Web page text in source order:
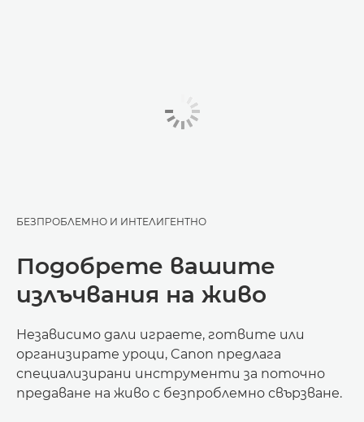
БЕЗПРОБЛЕМНО И ИНТЕЛИГЕНТНО
Подобрете вашите
излъчвания на живо
Независимо дали играете, готвите или
организирате уроци, Canon предлага
специализирани инструменти за поточно
предаване на живо с безпроблемно свързване.